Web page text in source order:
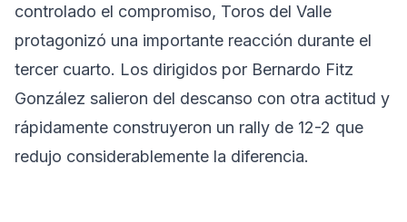
controlado el compromiso, Toros del Valle
protagonizó una importante reacción durante el
tercer cuarto. Los dirigidos por Bernardo Fitz
González salieron del descanso con otra actitud y
rápidamente construyeron un rally de 12-2 que
redujo considerablemente la diferencia.